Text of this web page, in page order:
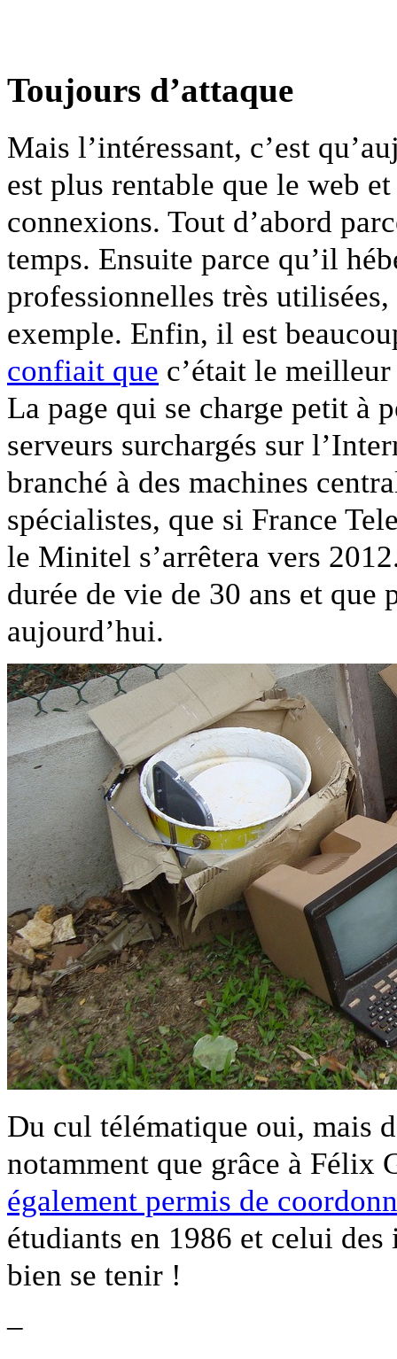
Toujours d’attaque
Mais l’intéressant, c’est
est plus rentable que le web
connexions. Tout d’abord
temps. Ensuite parce qu’il
professionnelles très
exemple. Enfin, il est
confiait que c’était le
La page qui se charge petit à
serveurs surchargés sur
branché à des machines
spécialistes, que si France
le Minitel s’arrêtera vers
durée de vie de 30 ans et que
aujourd’hui.
Du cul télématique oui, mais
notamment que grâce à
également permis de
étudiants en 1986 et celui
bien se tenir !
–